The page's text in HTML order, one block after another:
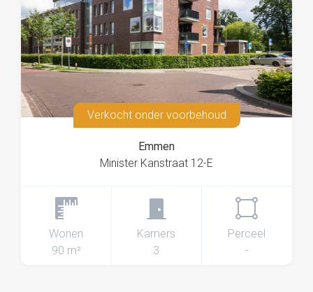
Verkocht onder voorbehoud
Emmen
Minister Kanstraat 12-E
Wonen
90 m²
Kamers
3
Perceel
-